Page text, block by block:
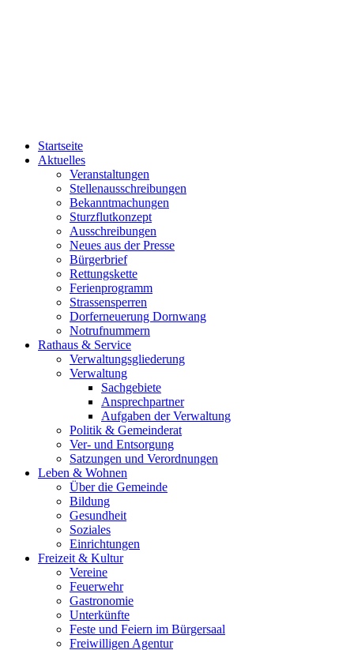
Startseite
Aktuelles
Veranstaltungen
Stellenausschreibungen
Bekanntmachungen
Sturzflutkonzept
Ausschreibungen
Neues aus der Presse
Bürgerbrief
Rettungskette
Ferienprogramm
Strassensperren
Dorferneuerung Dornwang
Notrufnummern
Rathaus & Service
Verwaltungsgliederung
Verwaltung
Sachgebiete
Ansprechpartner
Aufgaben der Verwaltung
Politik & Gemeinderat
Ver- und Entsorgung
Satzungen und Verordnungen
Leben & Wohnen
Über die Gemeinde
Bildung
Gesundheit
Soziales
Einrichtungen
Freizeit & Kultur
Vereine
Feuerwehr
Gastronomie
Unterkünfte
Feste und Feiern im Bürgersaal
Freiwilligen Agentur